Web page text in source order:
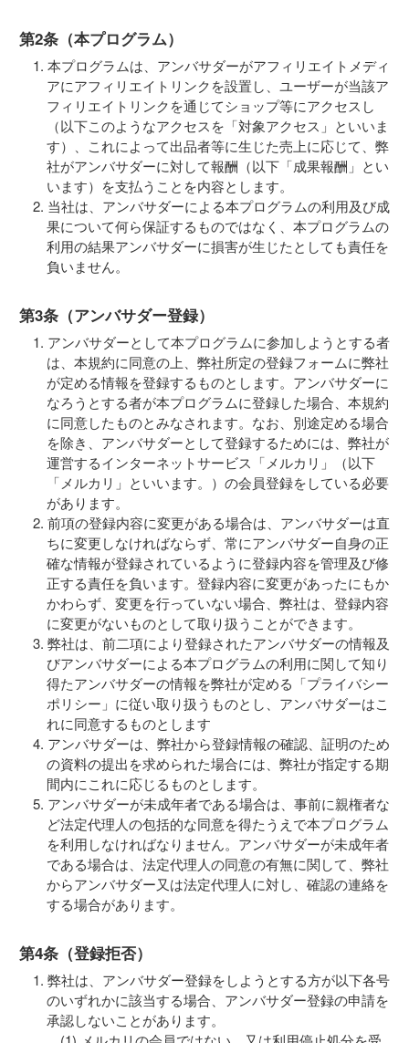
第2条（本プログラム）
本プログラムは、アンバサダーがアフィリエイトメディ
アにアフィリエイトリンクを設置し、ユーザーが当該ア
フィリエイトリンクを通じてショップ等にアクセスし
（以下このようなアクセスを「対象アクセス」といいま
す）、これによって出品者等に生じた売上に応じて、弊
社がアンバサダーに対して報酬（以下「成果報酬」とい
います）を支払うことを内容とします。
当社は、アンバサダーによる本プログラムの利用及び成
果について何ら保証するものではなく、本プログラムの
利用の結果アンバサダーに損害が生じたとしても責任を
負いません。
第3条（アンバサダー登録）
アンバサダーとして本プログラムに参加しようとする者
は、本規約に同意の上、弊社所定の登録フォームに弊社
が定める情報を登録するものとします。アンバサダーに
なろうとする者が本プログラムに登録した場合、本規約
に同意したものとみなされます。なお、別途定める場合
を除き、アンバサダーとして登録するためには、弊社が
運営するインターネットサービス「メルカリ」（以下
「メルカリ」といいます。）の会員登録をしている必要
があります。
前項の登録内容に変更がある場合は、アンバサダーは直
ちに変更しなければならず、常にアンバサダー自身の正
確な情報が登録されているように登録内容を管理及び修
正する責任を負います。登録内容に変更があったにもか
かわらず、変更を行っていない場合、弊社は、登録内容
に変更がないものとして取り扱うことができます。
弊社は、前二項により登録されたアンバサダーの情報及
びアンバサダーによる本プログラムの利用に関して知り
得たアンバサダーの情報を弊社が定める「プライバシー
ポリシー」に従い取り扱うものとし、アンバサダーはこ
れに同意するものとします
アンバサダーは、弊社から登録情報の確認、証明のため
の資料の提出を求められた場合には、弊社が指定する期
間内にこれに応じるものとします。
アンバサダーが未成年者である場合は、事前に親権者な
ど法定代理人の包括的な同意を得たうえで本プログラム
を利用しなければなりません。アンバサダーが未成年者
である場合は、法定代理人の同意の有無に関して、弊社
からアンバサダー又は法定代理人に対し、確認の連絡を
する場合があります。
第4条（登録拒否）
弊社は、アンバサダー登録をしようとする方が以下各号
のいずれかに該当する場合、アンバサダー登録の申請を
承認しないことがあります。